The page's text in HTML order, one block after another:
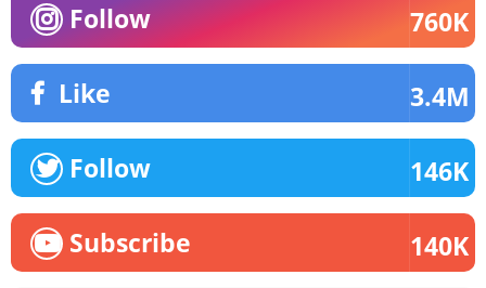
Follow 760K
Like 3.4M
Follow 146K
Subscribe 140K